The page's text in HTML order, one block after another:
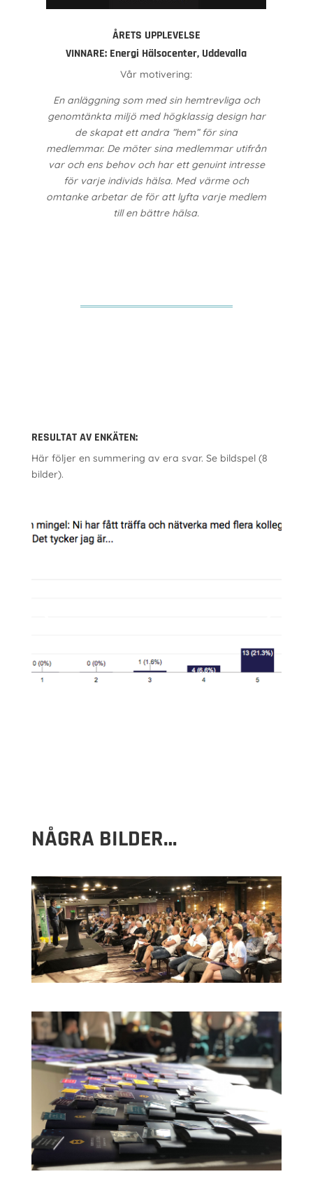
ÅRETS UPPLEVELSE
VINNARE: Energi Hälsocenter, Uddevalla
Vår motivering:
En anläggning som med sin hemtrevliga och
genomtänkta miljö med högklassig design har
de skapat ett andra ”hem” för sina
medlemmar. De möter sina medlemmar utifrån
var och ens behov och har ett genuint intresse
för varje individs hälsa. Med värme och
omtanke arbetar de för att lyfta varje medlem
till en bättre hälsa.
RESULTAT AV ENKÄTEN:
Här följer en summering av era svar. Se bildspel (8
bilder).
NÅGRA BILDER…